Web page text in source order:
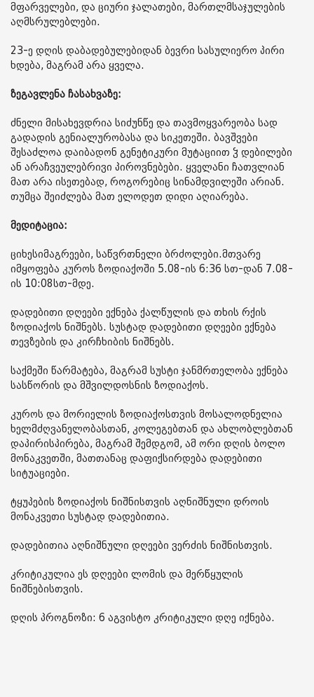
მფარველები, და ციური ჯალათები, მართლმსაჯულების
აღმსრულებლები.
23-ე დღის დაბადებულებიდან ბევრი სასულიერო პირი
ხდება, მაგრამ არა ყველა.
ზეგავლენა ჩასახვაზე:
ძნელი მისახევდრია სიძუნწე და თავმოყვარეობა სად
გადადის გენიალურობასა და სიკეთეში. ბავშვები
შესაძლოა დაიბადონ გენეტიკური მუტაციით ჴ დებილები
ან არაჩვეულებრივი პიროვნებები. ყველანი ჩათვლიან
მათ არა ისეთებად, როგორებიც სინამდვილეში არიან.
თუმცა შეიძლება მათ ელოდეთ დიდი აღიარება.
მედიტაცია:
ციხესიმაგრეები, საწვრთნელი ბრძოლები.მთვარე
იმყოფება კუროს ზოდიაქოში 5.08-ის 6:36 სთ-დან 7.08-
ის 10:08სთ-მდე.
დადებითი დღეები ექნება ქალწულის და თხის რქის
ზოდიაქოს ნიშნებს. სუსტად დადებითი დღეები ექნება
თევზების და კირჩხიბის ნიშნებს.
საქმეში წარმატება, მაგრამ სუსტი ჯანმრთელობა ექნება
სასწორის და მშვილდოსნის ზოდიაქოს.
კუროს და მორიელის ზოდიაქოსთვის მოსალოდნელია
ხელმძღვანელობასთან, კოლეგებთან და ახლობლებთან
დაპირისპირება, მაგრამ შემდგომ, ამ ორი დღის ბოლო
მონაკვეთში, მათთანაც დაფიქსირდება დადებითი
სიტუაციები.
ტყუპების ზოდიაქოს ნიშნისთვის აღნიშნული დროის
მონაკვეთი სუსტად დადებითია.
დადებითია აღნიშნული დღეები ვერძის ნიშნისთვის.
კრიტიკულია ეს დღეები ლომის და მერწყულის
ნიშნებისთვის.
დღის პროგნოზი: 6 აგვისტო კრიტიკული დღე იქნება.